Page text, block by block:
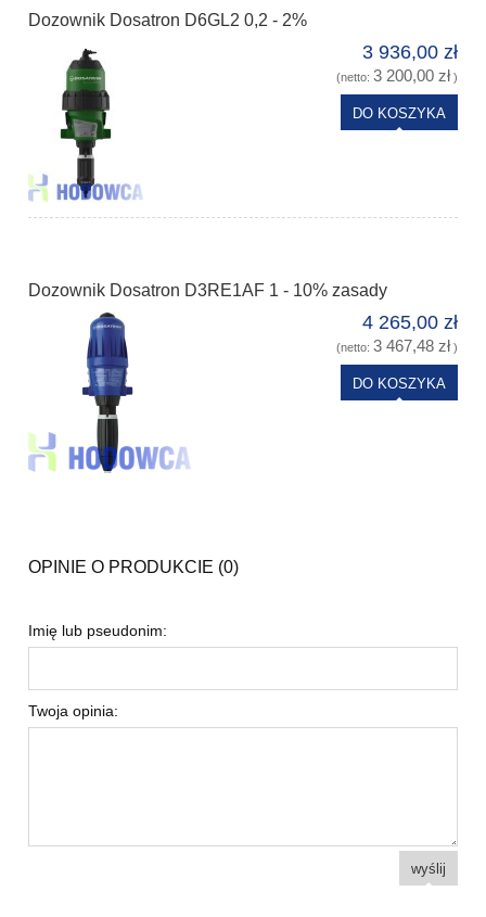
Dozownik Dosatron D6GL2 0,2 - 2%
3 936,00 zł
(netto: 3 200,00 zł)
DO KOSZYKA
Dozownik Dosatron D3RE1AF 1 - 10% zasady
4 265,00 zł
(netto: 3 467,48 zł)
DO KOSZYKA
OPINIE O PRODUKCIE (0)
Imię lub pseudonim:
Twoja opinia:
wyślij